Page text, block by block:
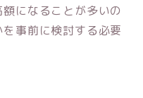
になることが多いの
事前に検討する必要